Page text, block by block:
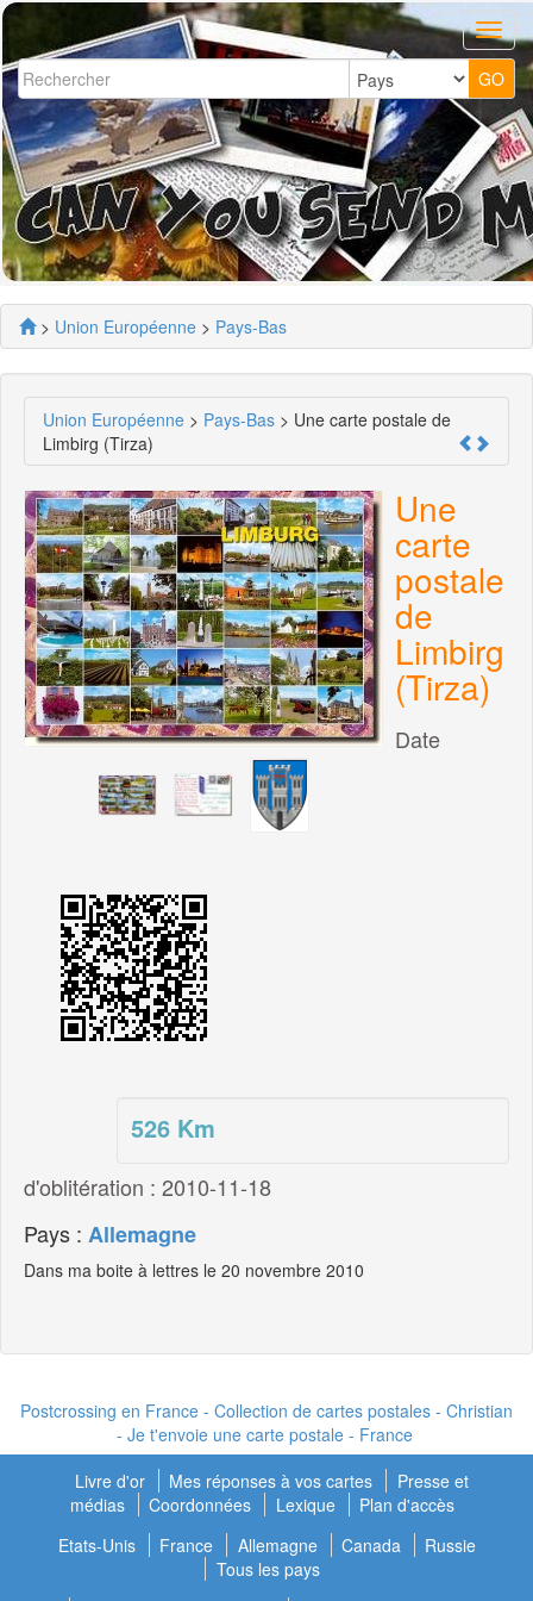
> Union Européenne > Pays-Bas
Union Européenne > Pays-Bas > Une carte postale de
Limbirg (Tirza)
Une
carte
postale
de
Limbirg
(Tirza)
526 Km
Date
d'oblitération : 2010-11-18
Pays : Allemagne
Dans ma boite à lettres le 20 novembre 2010
Postcrossing en France - Collection de cartes postales - Christian
- Je t'envoie une carte postale - France
Livre d'or
Mes réponses à vos cartes
Presse et
médias
Coordonnées Lexique
Plan d'accès
Etats-Unis
France Allemagne Canada
Russie
Tous les pays